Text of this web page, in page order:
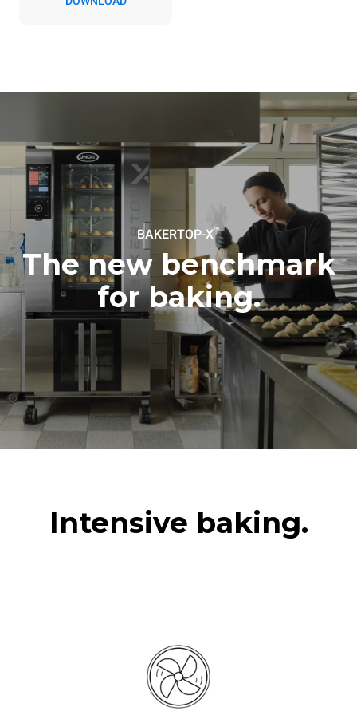
возобновляемых
Greenhouse
Gas Protocol
Рассчитано с учетом
ежедневного использования
печи (300 дней в году):
8 средних загрузок
круассанов
Рассчитано с учетом
следующих еженедельных
циклов мойки (42 недели/год):
1 короткая мойка
BAKERTOP-X™
The new benchmark
for baking.
Intensive baking.